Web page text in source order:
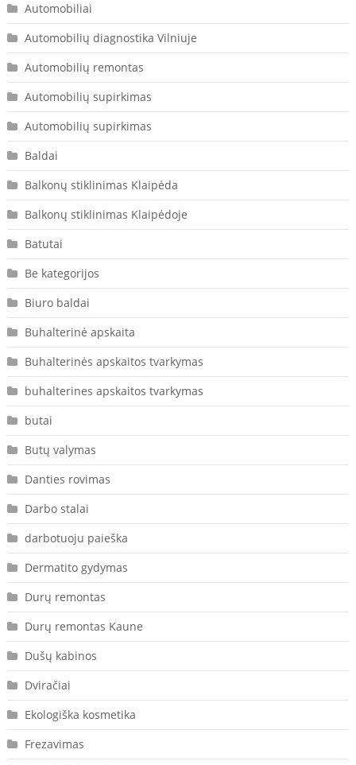
Automobiliai
Automobilių diagnostika Vilniuje
Automobilių remontas
Automobilių supirkimas
Automobilių supirkimas
Baldai
Balkonų stiklinimas Klaipėda
Balkonų stiklinimas Klaipėdoje
Batutai
Be kategorijos
Biuro baldai
Buhalterinė apskaita
Buhalterinės apskaitos tvarkymas
buhalterines apskaitos tvarkymas
butai
Butų valymas
Danties rovimas
Darbo stalai
darbotuoju paieška
Dermatito gydymas
Durų remontas
Durų remontas Kaune
Dušų kabinos
Dviračiai
Ekologiška kosmetika
Frezavimas